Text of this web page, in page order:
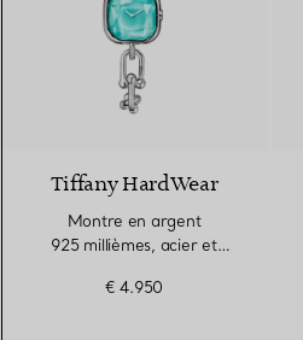
Tiffany HardWear
Montre en argent
925 millièmes, acier et
€ 4.950